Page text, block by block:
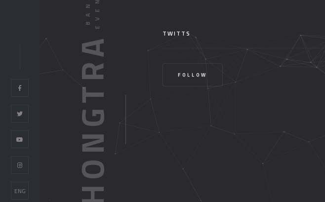
ENG HONGTRA TWITTS
FOLLOW